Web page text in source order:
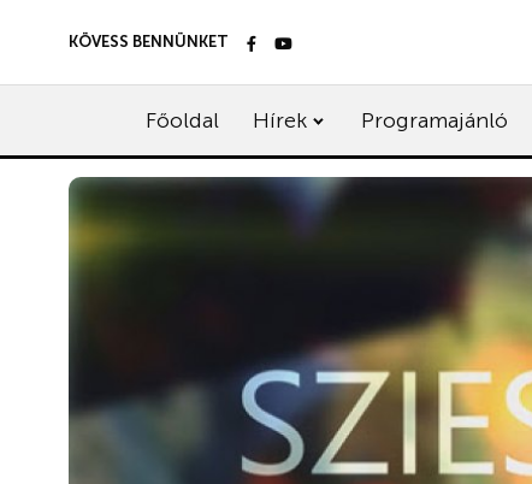
KÖVESS BENNÜNKET
Főoldal Hírek Programajánló